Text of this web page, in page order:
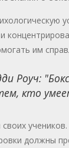
им
Роуч:
кто
должны